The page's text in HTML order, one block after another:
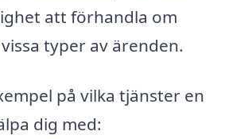
att förhandla om
typer av ärenden.
på vilka tjänster en
dig med: